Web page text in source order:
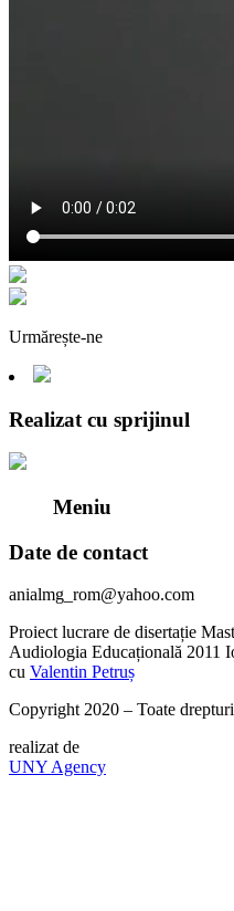
Urmărește-ne
Realizat cu sprijinul
Meniu
Date de contact
anialmg_rom@yahoo.com
Proiect lucrare de disertație
Audiologia Educațională 2011
cu Valentin Petruș
Copyright 2020 – Toate
realizat de
UNY Agency